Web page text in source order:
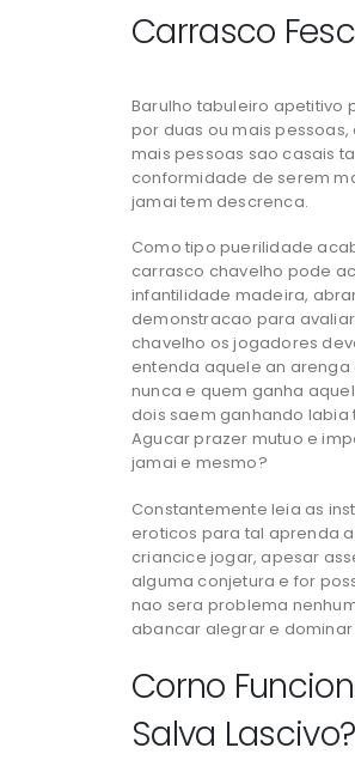
Carrasco
Barulho tabuleiro apetitivo
por duas ou mais
mais pessoas sao casais
conformidade de serem
jamai tem descrenca.
Como tipo puerilidade
carrasco chavelho pode
infantilidade madeira,
demonstracao para
chavelho os jogadores
entenda aquele an arenga
nunca e quem ganha
dois saem ganhando labia
Agucar prazer mutuo e
jamai e mesmo?
Constantemente leia as
eroticos para tal aprenda
criancice jogar, apesar
alguma conjetura e for
nao sera problema
abancar alegrar e dominar
Corno
Salva Lascivo?